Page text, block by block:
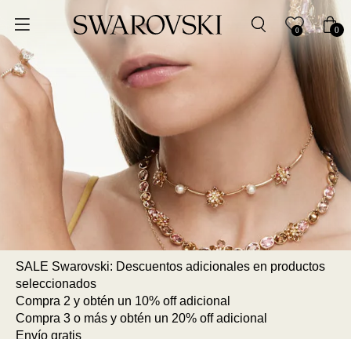
0 0
SALE Swarovski: Descuentos adicionales en productos
seleccionados
Compra 2 y obtén un 10% off adicional
Compra 3 o más y obtén un 20% off adicional
Envío gratis
Ordenar por
Precio más bajo
Precio más alto
Los más vendidos
Fecha de lanzamiento
Mejor descuento